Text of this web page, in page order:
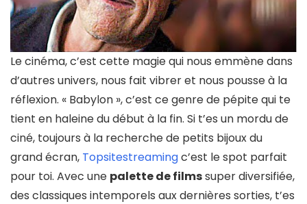
Le cinéma, c’est cette magie qui nous emmène dans
d’autres univers, nous fait vibrer et nous pousse à la
réflexion. « Babylon », c’est ce genre de pépite qui te
tient en haleine du début à la fin. Si t’es un mordu de
ciné, toujours à la recherche de petits bijoux du
grand écran, Topsitestreamingc’est le spot parfait
pour toi. Avec une palette de filmssuper diversifiée,
des classiques intemporels aux dernières sorties, t’es